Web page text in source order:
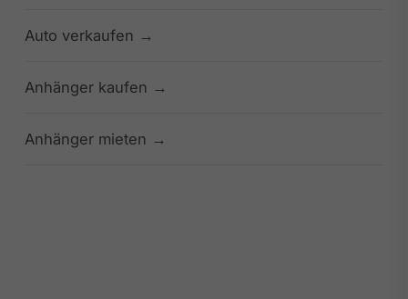
Auto verkaufen
Anhänger kaufen
Anhänger mieten